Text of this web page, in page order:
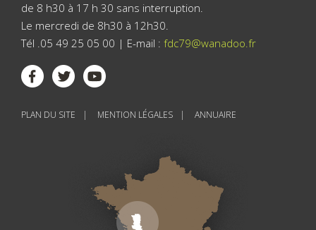
de 8 h30 à 17 h 30 sans interruption.
Le mercredi de 8h30 à 12h30.
Tél .05 49 25 05 00 | E-mail : fdc79@wanadoo.fr
PLAN DU SITE MENTION LÉGALES ANNUAIRE